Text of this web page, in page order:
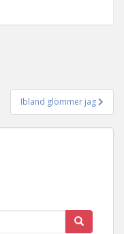
Ibland glömmer jag